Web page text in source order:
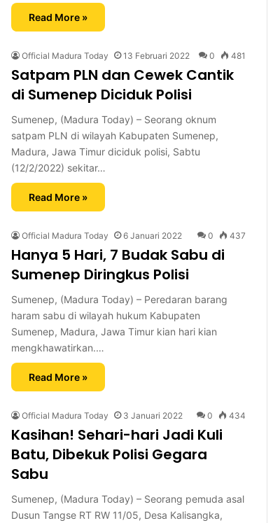
Read More »
Official Madura Today 13 Februari 2022 0 481
Satpam PLN dan Cewek Cantik
di Sumenep Diciduk Polisi
Sumenep, (Madura Today) – Seorang oknum
satpam PLN di wilayah Kabupaten Sumenep,
Madura, Jawa Timur diciduk polisi, Sabtu
(12/2/2022) sekitar…
Read More »
Official Madura Today 6 Januari 2022 0 437
Hanya 5 Hari, 7 Budak Sabu di
Sumenep Diringkus Polisi
Sumenep, (Madura Today) – Peredaran barang
haram sabu di wilayah hukum Kabupaten
Sumenep, Madura, Jawa Timur kian hari kian
mengkhawatirkan.…
Read More »
Official Madura Today 3 Januari 2022 0 434
Kasihan! Sehari-hari Jadi Kuli
Batu, Dibekuk Polisi Gegara
Sabu
Sumenep, (Madura Today) – Seorang pemuda asal
Dusun Tangse RT RW 11/05, Desa Kalisangka,